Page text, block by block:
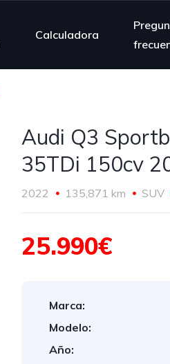
Calculadora
Audi Q3
35TDi 150cv
2022 135,871 km SUV
25.990€
Marca:
Modelo:
Año: